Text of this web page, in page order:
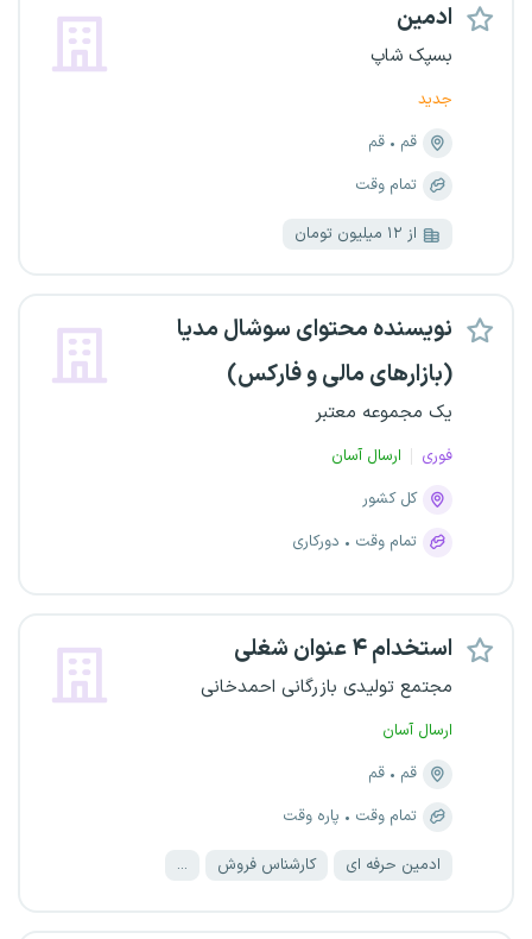
ادمین
بسپک شاپ
جدید
قم
قم
تمام وقت
از ۱۲ میلیون تومان
نویسنده محتوای سوشال مدیا
(بازارهای مالی و فارکس)
یک مجموعه معتبر
فوری
ارسال آسان
کل کشور
تمام وقت
دورکاری
استخدام ۴ عنوان شغلی
مجتمع تولیدی بازرگانی احمدخانی
ارسال آسان
قم
قم
تمام وقت
پاره وقت
ادمین حرفه ای کارشناس فروش ...